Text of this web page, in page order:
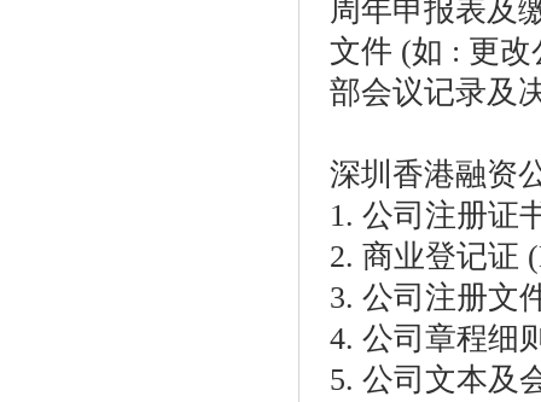
周年申报表及
文件 (如 : 更
部会议记录及
深圳香港融资
1. 公司注册证
2. 商业登记证
3. 公司注册文
4. 公司章程细
5. 公司文本及